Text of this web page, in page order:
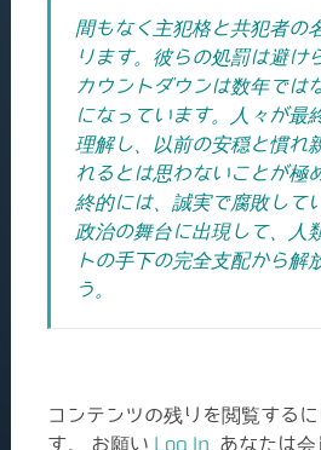
間もなく主犯格と共犯者の
ります。彼らの処罰は避け
カウントダウンは数年では
になっています。人々が最
理解し、以前の安穏と慣れ
れるとは思わないことが極
終的には、誠実で腐敗して
政治の舞台に出現して、人
トの手下の完全支配から解
う。
コンテンツの残りを閲覧する
す。 お願い Log In . あなたは